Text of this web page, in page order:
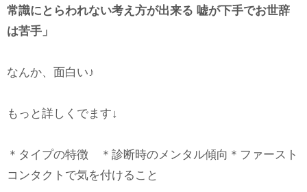
常識にとらわれない考え方が出来る 嘘が下手でお世辞
は苦手」
なんか、面白い♪
もっと詳しくでます↓
＊タイプの特徴 ＊診断時のメンタル傾向＊ファースト
コンタクトで気を付けること